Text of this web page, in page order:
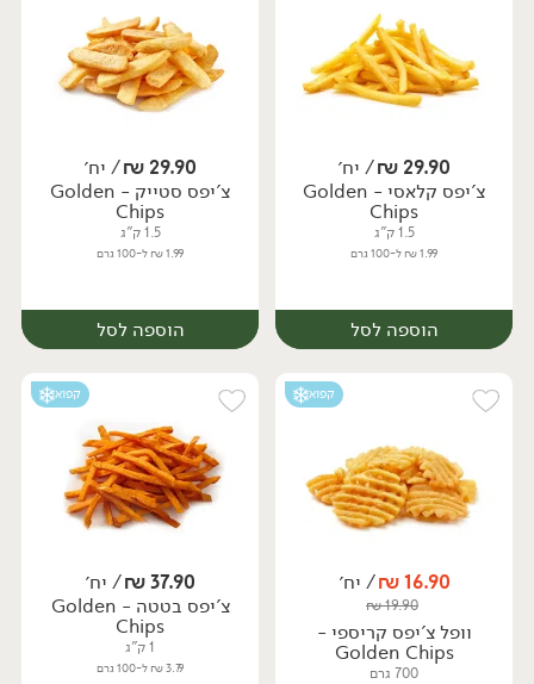
יח׳ יח׳
29.90
₪/ יח׳
צ'יפס קלאסי - Golden
Chips
1.5 ק"ג
1.99 ₪ ל-100 גרם
הוספה לסל
יח׳
29.90
₪/ יח׳
צ'יפס סטייק - Golden
Chips
1.5 ק"ג
1.99 ₪ ל-100 גרם
הוספה לסל
יח׳
קפוא
16.90
₪/ יח׳
19.90
₪
וופל צ'יפס קריספי -
Golden Chips
700 גרם
קפוא
37.90
₪/ יח׳
צ'יפס בטטה - Golden
Chips
1 ק"ג
3.79 ₪ ל-100 גרם